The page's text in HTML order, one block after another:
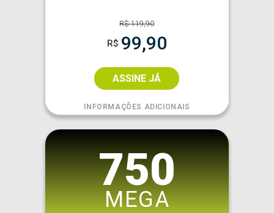
R$119,90
R$ 99,90
ASSINE JÁ
INFORMAÇÕES ADICIONAIS
750
MEGA